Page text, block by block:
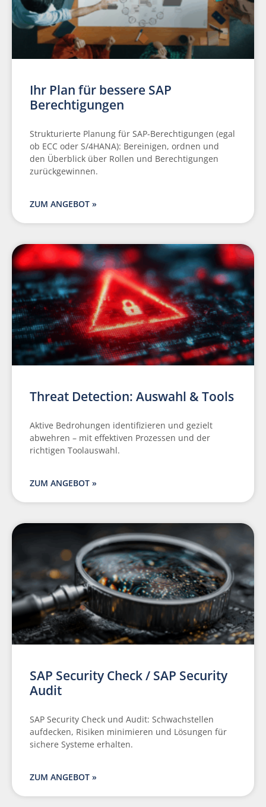
Ihr Plan für bessere SAP
Berechtigungen
Strukturierte Planung für SAP-Berechtigungen (egal
ob ECC oder S/4HANA): Bereinigen, ordnen und
den Überblick über Rollen und Berechtigungen
zurückgewinnen.
ZUM ANGEBOT »
Threat Detection: Auswahl & Tools
Aktive Bedrohungen identifizieren und gezielt
abwehren – mit effektiven Prozessen und der
richtigen Toolauswahl.
ZUM ANGEBOT »
SAP Security Check / SAP Security
Audit
SAP Security Check und Audit: Schwachstellen
aufdecken, Risiken minimieren und Lösungen für
sichere Systeme erhalten.
ZUM ANGEBOT »